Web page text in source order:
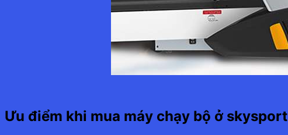
Ưu điểm khi mua máy chạy bộ ở skysport